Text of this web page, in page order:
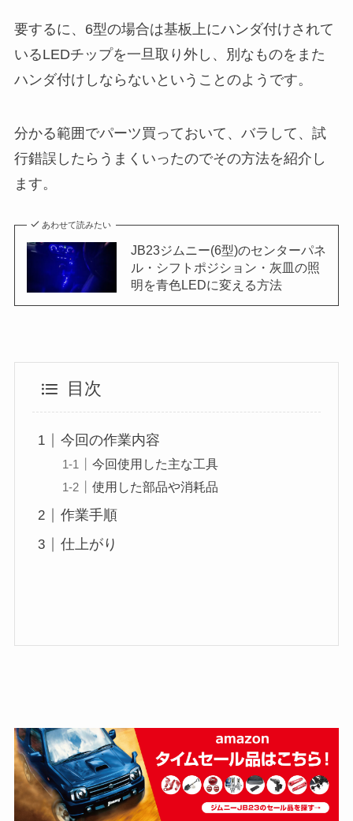
要するに、6型の場合は基板上にハンダ付けされて
いるLEDチップを一旦取り外し、別なものをまた
ハンダ付けしならないということのようです。
分かる範囲でパーツ買っておいて、バラして、試
行錯誤したらうまくいったのでその方法を紹介し
ます。
あわせて読みたい
JB23ジムニー(6型)のセンターパネ
ル・シフトポジション・灰皿の照
明を青色LEDに変える方法
目次
今回の作業内容
今回使用した主な工具
使用した部品や消耗品
作業手順
仕上がり